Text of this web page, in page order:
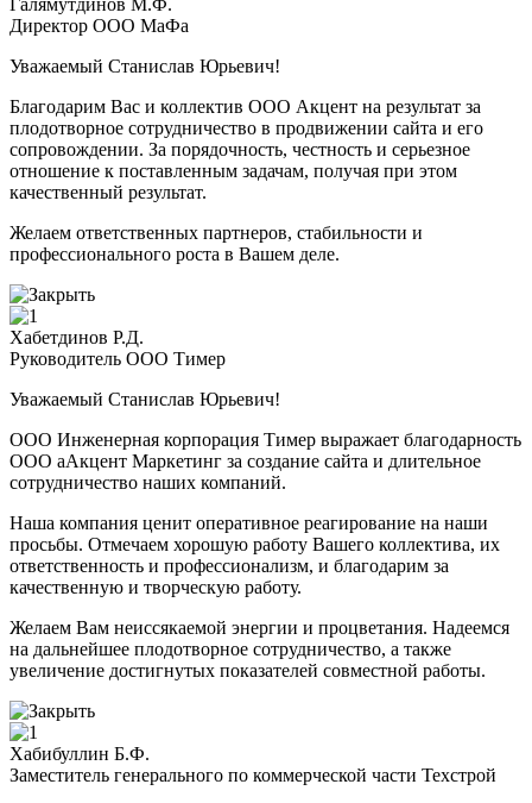
Галямутдинов М.Ф.
Директор ООО МаФа
Уважаемый Станислав Юрьевич!
Благодарим Вас и коллектив ООО Акцент на результат за
плодотворное сотрудничество в продвижении сайта и его
сопровождении. За порядочность, честность и серьезное
отношение к поставленным задачам, получая при этом
качественный результат.
Желаем ответственных партнеров, стабильности и
профессионального роста в Вашем деле.
Хабетдинов Р.Д.
Руководитель ООО Тимер
Уважаемый Станислав Юрьевич!
ООО Инженерная корпорация Тимер выражает благодарность
ООО аАкцент Маркетинг за создание сайта и длительное
сотрудничество наших компаний.
Наша компания ценит оперативное реагирование на наши
просьбы. Отмечаем хорошую работу Вашего коллектива, их
ответственность и профессионализм, и благодарим за
качественную и творческую работу.
Желаем Вам неиссякаемой энергии и процветания. Надеемся
на дальнейшее плодотворное сотрудничество, а также
увеличение достигнутых показателей совместной работы.
Хабибуллин Б.Ф.
Заместитель генерального по коммерческой части Техстрой